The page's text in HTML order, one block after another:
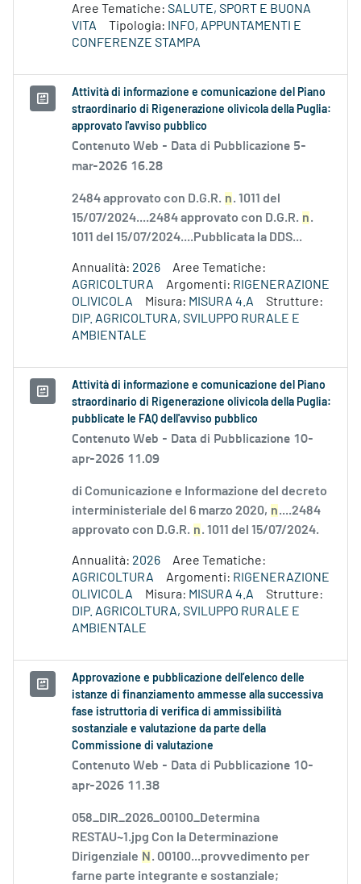
Aree Tematiche: SALUTE, SPORT E BUONA
VITA
Tipologia:
INFO, APPUNTAMENTI E
CONFERENZE STAMPA
Attività di informazione e comunicazione del Piano
straordinario di Rigenerazione olivicola della Puglia:
approvato l'avviso pubblico
Contenuto Web - Data di Pubblicazione 5-
mar-2026 16.28
2484 approvato con D.G.R. n. 1011 del
15/07/2024....2484 approvato con D.G.R. n.
1011 del 15/07/2024....Pubblicata la DDS...
Annualità: 2026
Aree Tematiche:
AGRICOLTURA
Argomenti: RIGENERAZIONE
OLIVICOLA
Misura: MISURA 4.A
Strutture:
DIP. AGRICOLTURA, SVILUPPO RURALE E
AMBIENTALE
Attività di informazione e comunicazione del Piano
straordinario di Rigenerazione olivicola della Puglia:
pubblicate le FAQ dell'avviso pubblico
Contenuto Web - Data di Pubblicazione 10-
apr-2026 11.09
di Comunicazione e Informazione del decreto
interministeriale del 6 marzo 2020, n....2484
approvato con D.G.R. n. 1011 del 15/07/2024.
Annualità: 2026
Aree Tematiche:
AGRICOLTURA
Argomenti: RIGENERAZIONE
OLIVICOLA
Misura: MISURA 4.A
Strutture:
DIP. AGRICOLTURA, SVILUPPO RURALE E
AMBIENTALE
Approvazione e pubblicazione dell’elenco delle
istanze di finanziamento ammesse alla successiva
fase istruttoria di verifica di ammissibilità
sostanziale e valutazione da parte della
Commissione di valutazione
Contenuto Web - Data di Pubblicazione 10-
apr-2026 11.38
058_DIR_2026_00100_Determina
RESTAU~1.jpg Con la Determinazione
Dirigenziale N . 00100...provvedimento per
farne parte integrante e sostanziale;